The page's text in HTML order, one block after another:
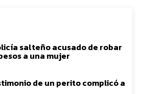
salteño acusado de robar
a una mujer
de un perito complicó a